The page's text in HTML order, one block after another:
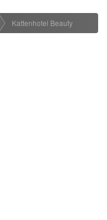
Kattenhotel Beauty